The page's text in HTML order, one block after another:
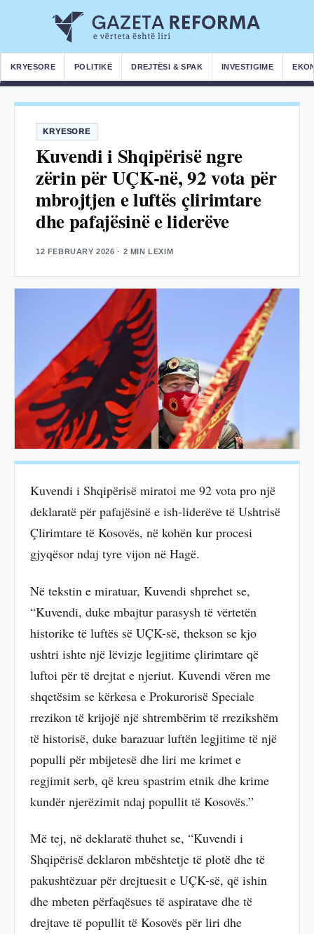
KRYESORE POLITIKË DREJTËSI & SPAK INVESTIGIME
KRYESORE
Kuvendi i Shqipërisë ngre
zërin për UÇK-në, 92 vota për
mbrojtjen e luftës çlirimtare
dhe pafajësinë e liderëve
12 FEBRUARY 2026 · 2 MIN LEXIM
Kuvendi i Shqipërisë miratoi me 92 vota pro një
deklaratë për pafajësinë e ish-liderëve të Ushtrisë
Çlirimtare të Kosovës, në kohën kur procesi
gjyqësor ndaj tyre vijon në Hagë.
Në tekstin e miratuar, Kuvendi shprehet se,
“Kuvendi, duke mbajtur parasysh të vërtetën
historike të luftës së UÇK-së, thekson se kjo
ushtri ishte një lëvizje legjitime çlirimtare që
luftoi për të drejtat e njeriut. Kuvendi vëren me
shqetësim se kërkesa e Prokurorisë Speciale
rrezikon të krijojë një shtrembërim të rrezikshëm
të historisë, duke barazuar luftën legjitime të një
populli për mbijetesë dhe liri me krimet e
regjimit serb, që kreu spastrim etnik dhe krime
kundër njerëzimit ndaj popullit të Kosovës.”
Më tej, në deklaratë thuhet se, “Kuvendi i
Shqipërisë deklaron mbështetje të plotë dhe të
pakushtëzuar për drejtuesit e UÇK-së, që ishin
dhe mbeten përfaqësues të aspiratave dhe të
drejtave të popullit të Kosovës për liri dhe